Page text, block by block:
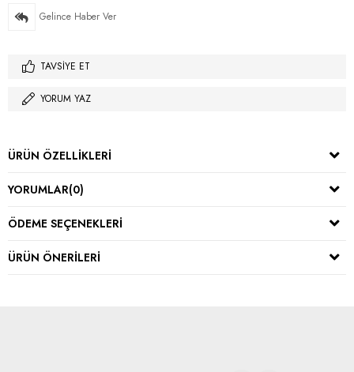
Gelince Haber Ver
TAVSIYE ET
YORUM YAZ
ÜRÜN ÖZELLIKLERI
YORUMLAR(0)
ÖDEME SEÇENEKLERI
ÜRÜN ÖNERILERI